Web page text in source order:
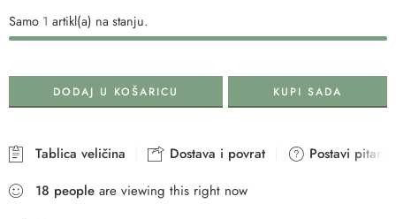
Samo 1 artikl(a) na stanju.
DODAJ U KOŠARICU KUPI SADA
Tablica veličina Dostava i povrat
Postavi pitanje
18 people are viewing this right now